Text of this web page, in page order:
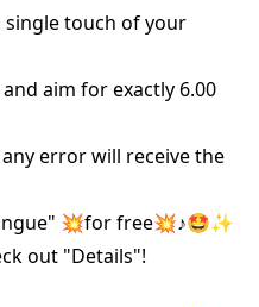
single touch of your
aim for exactly 6.00
error will receive the
💥for free💥♪🤩✨
out "Details"!